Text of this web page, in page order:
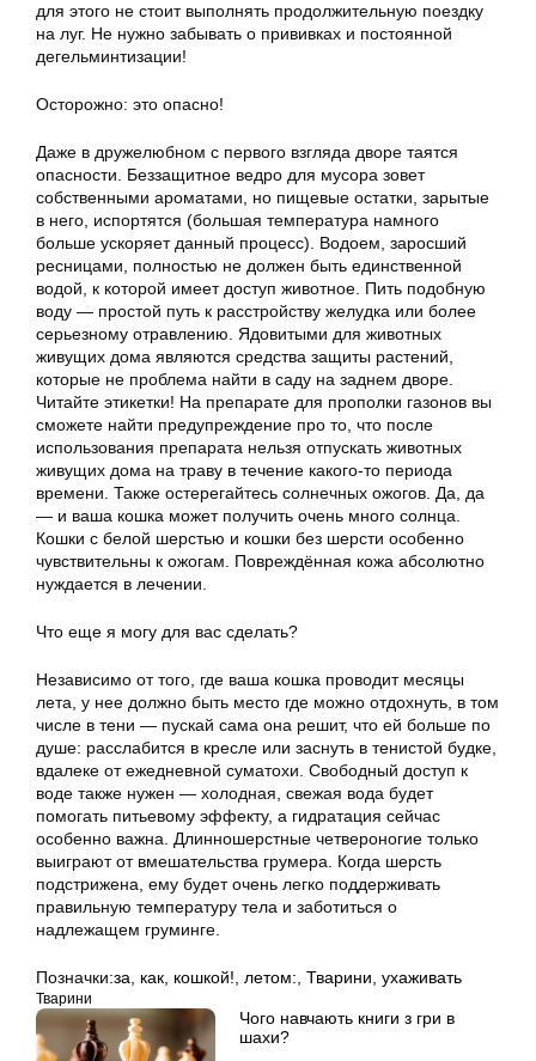
для этого не стоит выполнять продолжительную поездку
на луг. Не нужно забывать о прививках и постоянной
дегельминтизации!
Осторожно: это опасно!
Даже в дружелюбном с первого взгляда дворе таятся
опасности. Беззащитное ведро для мусора зовет
собственными ароматами, но пищевые остатки, зарытые
в него, испортятся (большая температура намного
больше ускоряет данный процесс). Водоем, заросший
ресницами, полностью не должен быть единственной
водой, к которой имеет доступ животное. Пить подобную
воду — простой путь к расстройству желудка или более
серьезному отравлению. Ядовитыми для животных
живущих дома являются средства защиты растений,
которые не проблема найти в саду на заднем дворе.
Читайте этикетки! На препарате для прополки газонов вы
сможете найти предупреждение про то, что после
использования препарата нельзя отпускать животных
живущих дома на траву в течение какого-то периода
времени. Также остерегайтесь солнечных ожогов. Да, да
— и ваша кошка может получить очень много солнца.
Кошки с белой шерстью и кошки без шерсти особенно
чувствительны к ожогам. Повреждённая кожа абсолютно
нуждается в лечении.
Что еще я могу для вас сделать?
Независимо от того, где ваша кошка проводит месяцы
лета, у нее должно быть место где можно отдохнуть, в том
числе в тени — пускай сама она решит, что ей больше по
душе: расслабится в кресле или заснуть в тенистой будке,
вдалеке от ежедневной суматохи. Свободный доступ к
воде также нужен — холодная, свежая вода будет
помогать питьевому эффекту, а гидратация сейчас
особенно важна. Длинношерстные четвероногие только
выиграют от вмешательства грумера. Когда шерсть
подстрижена, ему будет очень легко поддерживать
правильную температуру тела и заботиться о
надлежащем груминге.
Позначки:за как кошкой! летом: Тварини ухаживать
Тварини
Чого навчають книги з гри в
шахи?